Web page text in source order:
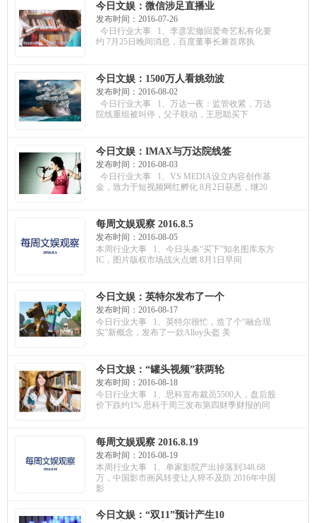
今日文娱：微信涉足直播业
务；阿里影业设立20亿文化产
业基金；54%的大学生选择网
红主播
发布时间：2016-07-26
今日行业大事 1、李彦宏撤回爱奇艺私有化要
约 7月25日晚间消息，百度董事长兼首席执
今日文娱：1500万人看姚劲波
直播首秀；里约奥运版权大战
升级；《Pokemon GO》国服8
月上线
发布时间：2016-08-02
今日行业大事 1、万达一夜：监管收紧，万达
院线重组被叫停，父子联动，王思聪买下
今日文娱：IMAX与万达院线签
史上最大单；三七互娱深度布
局泛娱乐；腾讯要做中国版
steam
发布时间：2016-08-03
今日行业大事 1、VS MEDIA设立内容创作基
金，致力于短视频网红孵化 8月2日获悉，继20
每周文娱观察 2016.8.5
发布时间：2016-08-05
本周行业大事 1、今日头条“买下”知名图库东方
IC，图片版权市场战火点燃 8月1日早间
今日文娱：英特尔发布了一个
叫Alloy的头盔，很厉害的样
子，福特和百度联合投资向激
光雷达企业投资1.5亿美元
发布时间：2016-08-17
今日行业大事 1、英特尔很忙，造了个“融合现
实”新概念，发布了一款Alloy头盔 美
今日文娱：“罐头视频”获两轮
融资，华映资本领投估值1亿
元，上海电影携“最赚钱资
产”上市，计划募资9.08亿元
发布时间：2016-08-18
今日行业大事 1、思科宣布裁员5500人，盘后股
价下跌约1% 思科于周三发布第四财季财报的同
每周文娱观察 2016.8.19
发布时间：2016-08-19
本周行业大事 1、单家影院产出掉落到348.68
万，中国影市画风转变让人猝不及防 2016年中国
影
今日文娱：“双11”预计产生10